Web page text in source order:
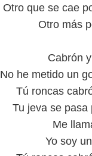
Otro que se cae
Otro más
Cabrón
No he metido un
Tú roncas
Tu jeva se
Me
Yo soy